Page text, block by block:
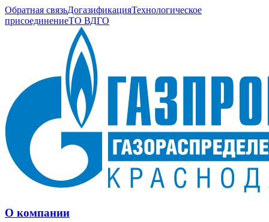
Обратная связьДогазификацияТехнологическое
присоединениеТО ВДГО
О компании